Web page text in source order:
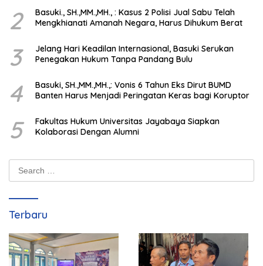
2
Basuki., SH.,MM.,MH., : Kasus 2 Polisi Jual Sabu Telah
Mengkhianati Amanah Negara, Harus Dihukum Berat
3
Jelang Hari Keadilan Internasional, Basuki Serukan
Penegakan Hukum Tanpa Pandang Bulu
4
Basuki, SH.,MM.,MH.,: Vonis 6 Tahun Eks Dirut BUMD
Banten Harus Menjadi Peringatan Keras bagi Koruptor
5
Fakultas Hukum Universitas Jayabaya Siapkan
Kolaborasi Dengan Alumni
Search
for:
Terbaru